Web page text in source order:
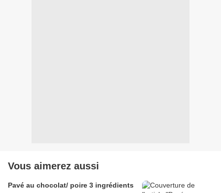
Vous aimerez aussi
Pavé au chocolat/ poire 3 ingrédients